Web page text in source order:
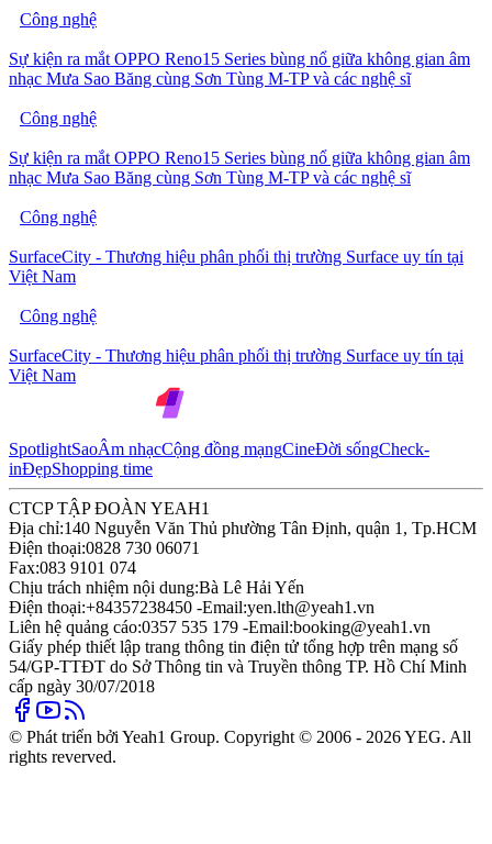
Công nghệ
Sự kiện ra mắt OPPO Reno15 Series bùng nổ giữa không gian âm
nhạc Mưa Sao Băng cùng Sơn Tùng M-TP và các nghệ sĩ
Công nghệ
Sự kiện ra mắt OPPO Reno15 Series bùng nổ giữa không gian âm
nhạc Mưa Sao Băng cùng Sơn Tùng M-TP và các nghệ sĩ
Công nghệ
SurfaceCity - Thương hiệu phân phối thị trường Surface uy tín tại
Việt Nam
Công nghệ
SurfaceCity - Thương hiệu phân phối thị trường Surface uy tín tại
Việt Nam
SpotlightSaoÂm nhạcCộng đồng mạngCineĐời sốngCheck-
inĐẹpShopping time
CTCP TẬP ĐOÀN YEAH1
Địa chỉ:140 Nguyễn Văn Thủ phường Tân Định, quận 1, Tp.HCM
Điện thoại:0828 730 06071
Fax:083 9101 074
Chịu trách nhiệm nội dung:Bà Lê Hải Yến
Điện thoại:+84357238450 -Email:yen.lth@yeah1.vn
Liên hệ quảng cáo:0357 535 179 -Email:booking@yeah1.vn
Giấy phép thiết lập trang thông tin điện tử tổng hợp trên mạng số
54/GP-TTĐT do Sở Thông tin và Truyền thông TP. Hồ Chí Minh
cấp ngày 30/07/2018
© Phát triển bởi Yeah1 Group. Copyright © 2006 - 2026 YEG. All
rights reverved.